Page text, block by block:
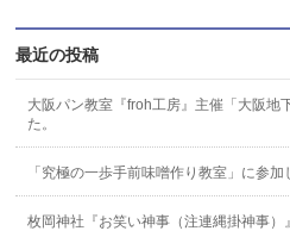
最近の投稿
大阪パン教室『froh工房』主催「大阪地
た。
「究極の一歩手前味噌作り教室」に参加
枚岡神社『お笑い神事（注連縄掛神事）』